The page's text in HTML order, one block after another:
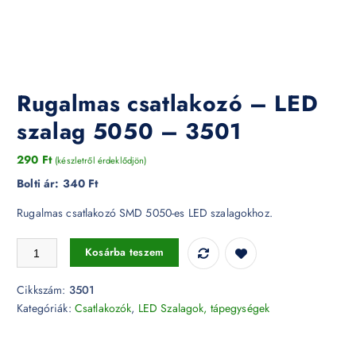
Rugalmas csatlakozó – LED
szalag 5050 – 3501
290 Ft (készletről érdeklődjön)
Bolti ár: 340 Ft
Rugalmas csatlakozó SMD 5050-es LED szalagokhoz.
Rugalmas csatlakozó - LED szalag 5050 - 3501 mennyiség
Kosárba teszem
Cikkszám: 3501
Kategóriák: Csatlakozók, LED Szalagok, tápegységek